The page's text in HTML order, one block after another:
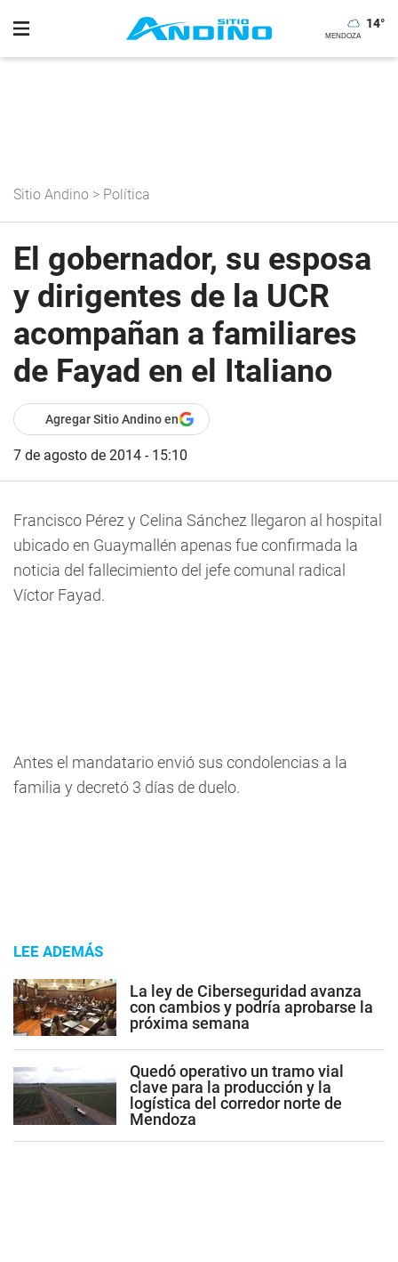
14°
Sitio Andino > Política
El gobernador, su esposa
y dirigentes de la UCR
acompañan a familiares
de Fayad en el Italiano
Agregar Sitio Andino en
7 de agosto de 2014 - 15:10
Francisco Pérez y Celina Sánchez llegaron al hospital
ubicado en Guaymallén apenas fue confirmada la
noticia del fallecimiento del jefe comunal radical
Víctor Fayad.
Antes el mandatario envió sus condolencias a la
familia y decretó 3 días de duelo.
LEE ADEMÁS
La ley de Ciberseguridad avanza
con cambios y podría aprobarse la
próxima semana
Quedó operativo un tramo vial
clave para la producción y la
logística del corredor norte de
Mendoza